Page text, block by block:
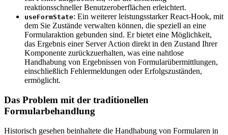
reaktionsschneller Benutzeroberflächen erleichtert.
useFormState: Ein weiterer leistungsstarker React-Hook, mit
dem Sie Zustände verwalten können, die speziell an eine
Formularaktion gebunden sind. Er bietet eine Möglichkeit,
das Ergebnis einer Server Action direkt in den Zustand Ihrer
Komponente zurückzuerhalten, was eine nahtlose
Handhabung von Ergebnissen von Formularübermittlungen,
einschließlich Fehlermeldungen oder Erfolgszuständen,
ermöglicht.
Das Problem mit der traditionellen
Formularbehandlung
Historisch gesehen beinhaltete die Handhabung von Formularen in